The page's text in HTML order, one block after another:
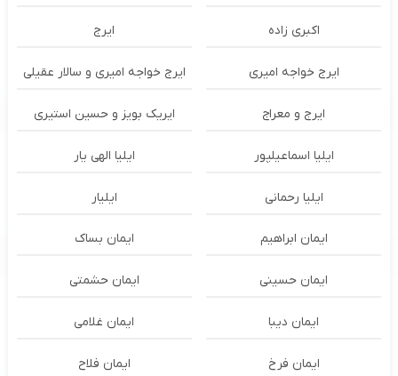
اکبری زاده ایرج
ایرج خواجه امیری ایرج خواجه امیری و سالار عقیلی
ایرج و معراج ایریک بویز و حسین استیری
ایلیا اسماعیلپور ایلیا الهی یار
ایلیا رحمانی ایلیار
ایمان ابراهیم ایمان بساک
ایمان حسینی ایمان حشمتی
ایمان دیبا ایمان غلامی
ایمان فرخ ایمان فلاح